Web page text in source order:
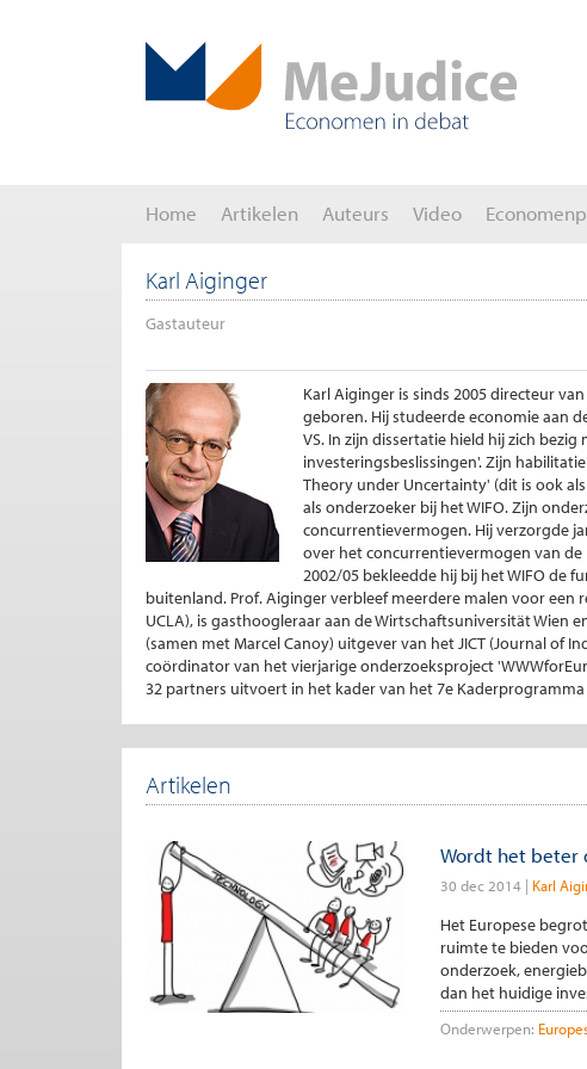
Home Artikelen Auteurs Video
Karl Aiginger
Gastauteur
Karl Aiginger is sinds 2005 directeur
geboren. Hij studeerde economie aan
VS. In zijn dissertatie hield hij zich
investeringsbeslissingen'. Zijn
Theory under Uncertainty' (dit is ook
als onderzoeker bij het WIFO. Zijn
concurrentievermogen. Hij verzorgde
over het concurrentievermogen van de
2002/05 bekleedde hij bij het WIFO de
buitenland. Prof. Aiginger verbleef meerdere malen voor een
UCLA), is gasthoogleraar aan de Wirtschaftsuniversität Wien
(samen met Marcel Canoy) uitgever van het JICT (Journal of
coördinator van het vierjarige onderzoeksproject
32 partners uitvoert in het kader van het 7e Kaderprogramma
Artikelen
Wordt het beter
30 dec 2014 Karl
Het Europese
ruimte te bieden
onderzoek,
dan het huidige
Onderwerpen: